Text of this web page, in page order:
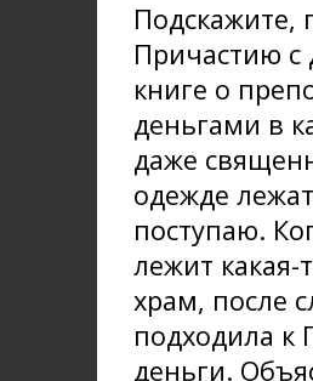
Подскажите,
Причастию с
книге о
деньгами в
даже
одежде
поступаю.
лежит
храм, после
подходила к
деньги.